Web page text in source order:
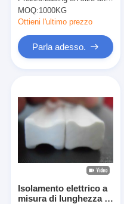
epossidica ad alta Tg
MOQ:1000KG
Ottieni l'ultimo prezzo
Parla adesso.
Isolamento elettrico a
misura di lunghezza in